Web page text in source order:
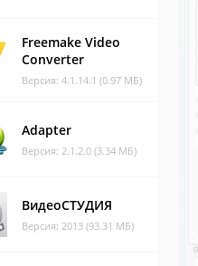
Freemake Video
Converter
Версия: 4.1.14.1 (0.97 МБ)
Adapter
Версия: 2.1.2.0 (3.34 МБ)
ВидеоСТУДИЯ
Версия: 2013 (93.31 МБ)